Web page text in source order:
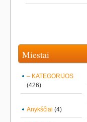
Miestai
– KATEGORIJOS
(426)
Anykščiai (4)